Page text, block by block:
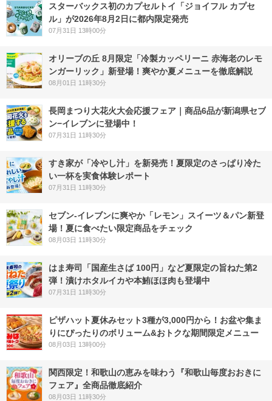
スターバックス初のカプセルトイ「ジョイフル カプセ
ル」が2026年8月2日に都内限定発売
07月31日 13時00分
オリーブの丘 8月限定「冷製カッペリーニ 赤海老のレモ
ンガーリック」新登場！爽やか夏メニューを徹底解説
08月01日 11時30分
長岡まつり大花火大会応援フェア｜商品6品が新潟県セブ
ン−イレブンに登場中！
07月31日 11時30分
すき家が「冷やし汁」を新発売！夏限定のさっぱり冷た
い一杯を実食体験レポート
07月31日 11時30分
セブン‐イレブンに爽やか「レモン」スイーツ＆パン新登
場！夏に食べたい限定商品をチェック
08月03日 11時30分
はま寿司「国産生さば 100円」など夏限定の旨ねた第2
弾！漬けホタルイカや本鮪ほほ肉も登場中
07月31日 11時30分
ピザハット夏休みセット3種が3,000円から！お盆や集ま
りにぴったりのボリューム&おトクな期間限定メニュー
08月03日 13時00分
関西限定！和歌山の恵みを味わう『和歌山毎度おおきに
フェア』全商品徹底紹介
08月03日 11時30分